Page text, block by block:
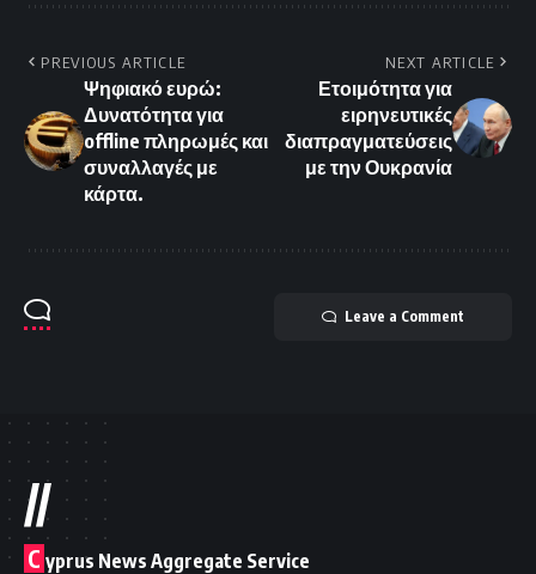
PREVIOUS ARTICLE
Ψηφιακό ευρώ:
Δυνατότητα για
offline πληρωμές και
συναλλαγές με
κάρτα.
NEXT ARTICLE
Ετοιμότητα για
ειρηνευτικές
διαπραγματεύσεις
με την Ουκρανία
Leave a Comment
//
C yprus News Aggregate Service